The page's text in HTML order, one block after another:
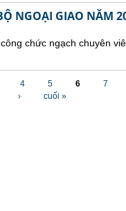
NGOẠI GIAO NĂM
chức ngạch chuyên
4 5 6
7
›
cuối »